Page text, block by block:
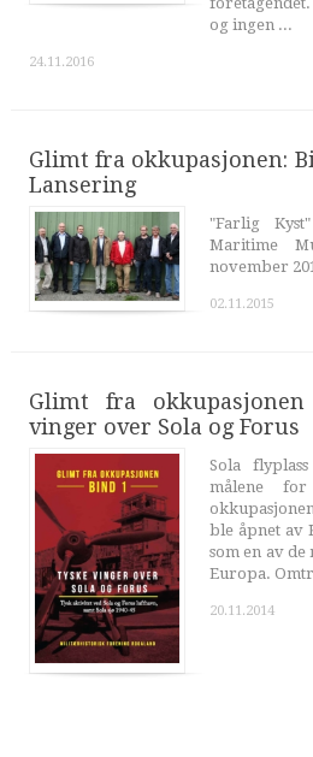
og ingen ...
24.11.2016
Glimt fra okkupasjonen:
Lansering
"Farlig
Maritime
november
02.11.2015
Glimt fra
vinger over Sola og Forus
Sola
målene
ble åpnet av
som en av de
Europa.
20.11.2014